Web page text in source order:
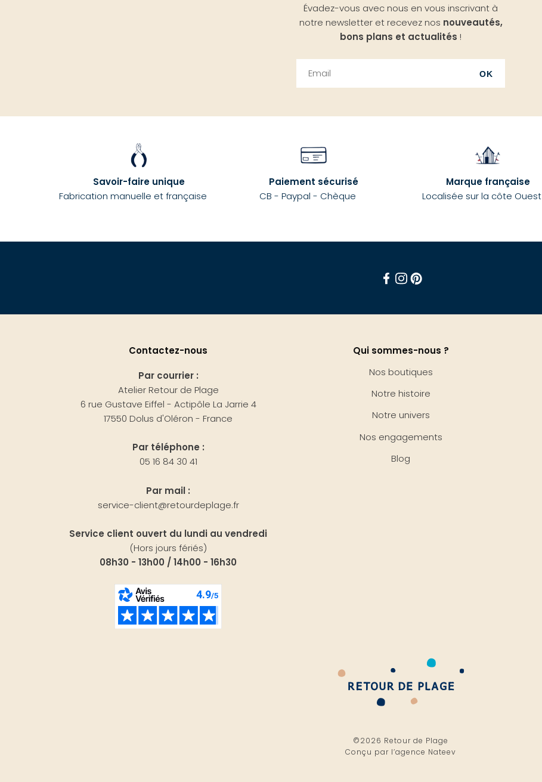
Évadez-vous avec nous en vous inscrivant à
notre newsletter et recevez nos nouveautés,
bons plans et actualités !
OK
Savoir-faire unique
Fabrication manuelle et française
Paiement sécurisé
CB - Paypal - Chèque
Marque française
Localisée sur la côte Ouest
Contactez-nous
Par courrier :
Atelier Retour de Plage
6 rue Gustave Eiffel - Actipôle La Jarrie 4
17550 Dolus d'Oléron - France
Par téléphone :
05 16 84 30 41
Par mail :
service-client@retourdeplage.fr
Service client ouvert du lundi au vendredi
(Hors jours fériés)
08h30 - 13h00 / 14h00 - 16h30
Qui sommes-nous ?
Nos boutiques
Notre histoire
Notre univers
Nos engagements
Blog
©2026 Retour de Plage
Conçu par l’agence Nateev